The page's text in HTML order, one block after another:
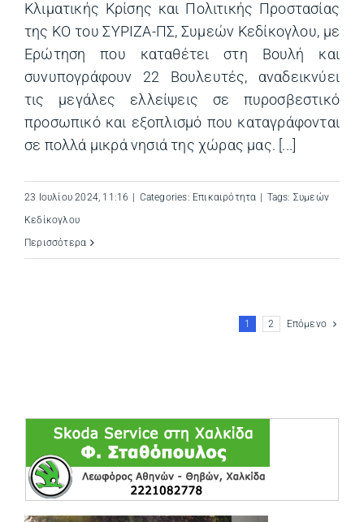
Κλιματικής Κρίσης και Πολιτικής Προστασίας
της ΚΟ του ΣΥΡΙΖΑ-ΠΣ, Συμεών Κεδίκογλου, με
Ερώτηση που καταθέτει στη Βουλή και
συνυπογράφουν 22 Βουλευτές, αναδεικνύει
τις μεγάλες ελλείψεις σε πυροσβεστικό
προσωπικό και εξοπλισμό που καταγράφονται
σε πολλά μικρά νησιά της χώρας μας. [...]
23 Ιουλίου 2024, 11:16 Categories: Επικαιρότητα Tags: Συμεών
Κεδίκογλου
Περισσότερα
1 2 Επόμενο